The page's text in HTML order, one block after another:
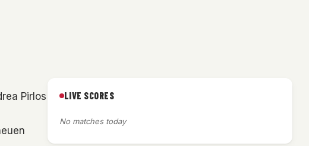
Pirlos
LIVE SCORES
No matches today